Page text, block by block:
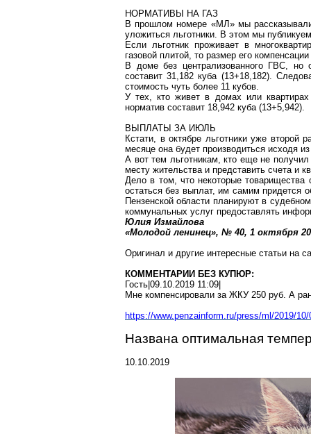
НОРМАТИВЫ НА ГАЗ
В прошлом номере «МЛ» мы
уложиться льготники. В этом мы
Если льготник проживает в
газовой плитой, то размер его
В доме без централизованного ГВС, но
составит 31,182 куба (13+18,182).
стоимость чуть более 11 кубов.
У тех, кто живет в домах или квартирах
норматив составит 18,942 куба (13+5,942).
ВЫПЛАТЫ ЗА ИЮЛЬ
Кстати, в октябре льготники уже
месяце она будет производиться исходя
А вот тем льготникам, кто еще не
месту жительства и представить счета и
Дело в том, что некоторые товарищества
остаться без выплат, им самим придется
Пензенской области планируют в
коммунальных услуг предоставлять
Юлия Измайлова
«Молодой ленинец», № 40, 1 октября
Оригинал и другие интересные статьи на
КОММЕНТАРИИ БЕЗ КУПЮР:
Гость|09.10.2019 11:09|
Мне компенсировали за ЖКУ 250 руб. А
https://www.penzainform.ru/press/ml/2019/
Названа оптимальная
10.10.2019